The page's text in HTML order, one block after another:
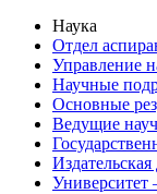
Наука
Отдел
Управление
Научные
Основные
Ведущие
Издательская
Университет